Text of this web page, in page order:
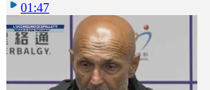
01:47